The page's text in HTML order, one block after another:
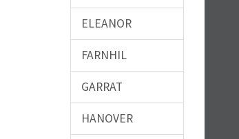
ELEANOR
FARNHIL
GARRAT
HANOVER